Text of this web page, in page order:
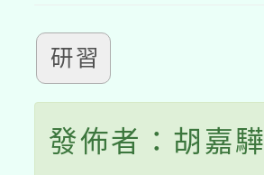
研習
發佈者：胡嘉驊